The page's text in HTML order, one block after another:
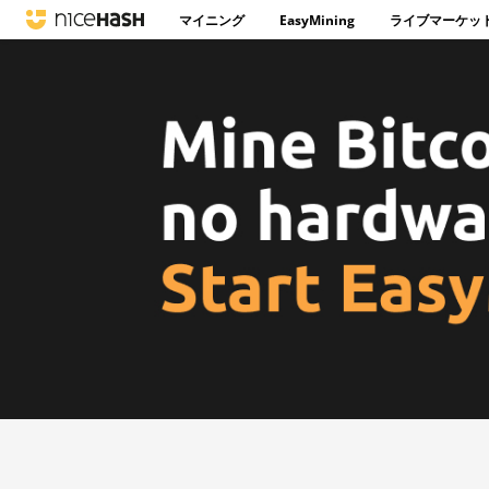
マイニング EasyMining ライブマーケッ